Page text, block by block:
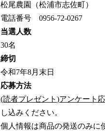
松尾農園（松浦市志佐町）
電話番号 0956-72-0267
当選人数
30名
締切
令和7年8月末日
応募方法
(読者プレゼント)アンケート
し込みください。
個人情報は商品の発送のみに